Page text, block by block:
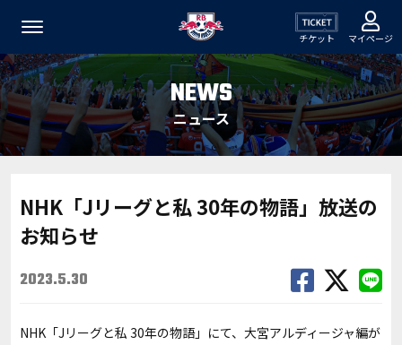
チケット マイページ
NEWS
ニュース
NHK「Jリーグと私 30年の物語」放送の
お知らせ
2023.5.30
NHK「Jリーグと私 30年の物語」にて、大宮アルディージャ編が